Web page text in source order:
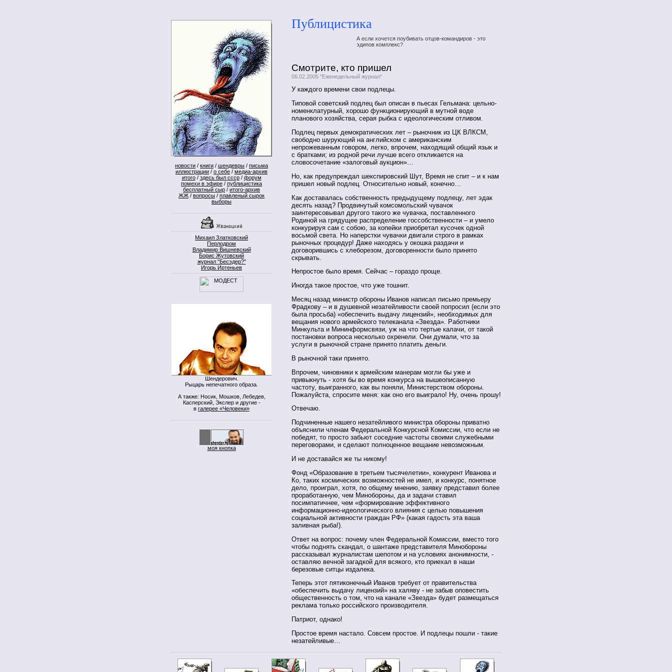
новости / книги / шендевры / письма
иллюстрации / о себе / медиа-архив
итого/ здесь был ссср/ форум
помехи в эфире / публицистика
бесплатный сыр / итого-архив
ЖЖ / вопросы / плавленый сырок
выборы
Михаил Златковский
Перлодром
Владимир Вишневский
Борис Жутовский
журнал "Бесэдер?"
Игорь Иртеньев
Шендерович.
Рыцарь непечатного образа.
А также: Носик, Мошков, Лебедев,
Касперский, Экслер и другие -
в галерее «Человеки»
моя кнопка
Публицистика
А если хочется поубивать отцов-командиров - это
эдипов комплекс?
Смотрите, кто пришел
06.02.2005 "Еженедельный журнал"
У каждого времени свои подлецы.
Типовой советский подлец был описан в пьесах Гельмана: цельно-
номенклатурный, хорошо функционирующий в мутной воде
планового хозяйства, серая рыбка с идеологическим отливом.
Подлец первых демократических лет – рыночник из ЦК ВЛКСМ,
свободно шурующий на английском с американским
непрожеванным говором, легко, впрочем, находящий общий язык и
с братками; из родной речи лучше всего откликается на
словосочетание «залоговый аукцион»…
Но, как предупреждал шекспировский Шут, Время не спит – и к нам
пришел новый подлец. Относительно новый, конечно…
Как доставалась собственность предыдущему подлецу, лет эдак
десять назад? Продвинутый комсомольский чувачок
заинтересовывал другого такого же чувачка, поставленного
Родиной на грядущее распределение госсобственности – и умело
конкурируя сам с собою, за копейки приобретал кусочек одной
восьмой света. Но наперстки чувачки двигали строго в рамках
рыночных процедур! Даже находясь у окошка раздачи и
договорившись с хлеборезом, договоренности было принято
скрывать.
Непростое было время. Сейчас – гораздо проще.
Иногда такое простое, что уже тошнит.
Месяц назад министр обороны Иванов написал письмо премьеру
Фрадкову – и в душевной незатейливости своей попросил (если это
была просьба) «обеспечить выдачу лицензий», необходимых для
вещания нового армейского телеканала «Звезда». Работники
Минкульта и Мининформсвязи, уж на что тертые калачи, от такой
постановки вопроса несколько охренели. Они думали, что за
услуги в рыночной стране принято платить деньги.
В рыночной таки принято.
Впрочем, чиновники к армейским манерам могли бы уже и
привыкнуть - хотя бы во время конкурса на вышеописанную
частоту, выигранного, как вы поняли, Министерством обороны.
Пожалуйста, спросите меня: как оно его выиграло! Ну, очень прошу!
Отвечаю.
Подчиненные нашего незатейливого министра обороны приватно
объяснили членам Федеральной Конкурсной Комиссии, что если не
победят, то просто забьют соседние частоты своими служебными
переговорами, и сделают полноценное вещание невозможным.
И не доставайся же ты никому!
Фонд «Образование в третьем тысячелетии», конкурент Иванова и
Ко, таких космических возможностей не имел, и конкурс, понятное
дело, проиграл, хотя, по общему мнению, заявку представил более
проработанную, чем Минобороны, да и задачи ставил
посимпатичнее, чем «формирование эффективного
информационно-идеологического влияния с целью повышения
социальной активности граждан РФ» (какая гадость эта ваша
заливная рыба!).
Ответ на вопрос: почему член Федеральной Комиссии, вместо того
чтобы поднять скандал, о шантаже представителя Минобороны
рассказывал журналистам шепотом и на условиях анонимности, -
оставляю вечной загадкой для всякого, кто приехал в наши
березовые ситцы издалека.
Теперь этот пятиконечный Иванов требует от правительства
«обеспечить выдачу лицензий» на халяву - не забыв оповестить
общественность о том, что на канале «Звезда» будет размещаться
реклама только российского производителя.
Патриот, однако!
Простое время настало. Совсем простое. И подлецы пошли - такие
незатейливые…